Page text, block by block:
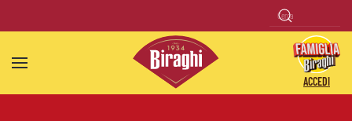
Skip to main content
ACCEDI